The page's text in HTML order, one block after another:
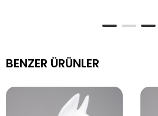
BENZER ÜRÜNLER